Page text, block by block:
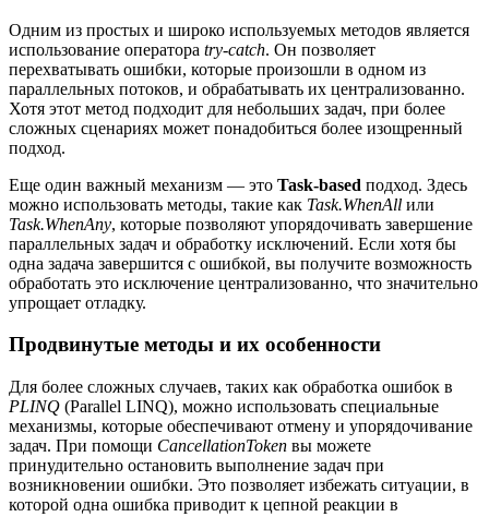
Одним из простых и широко используемых методов является
использование оператора try-catch. Он позволяет
перехватывать ошибки, которые произошли в одном из
параллельных потоков, и обрабатывать их централизованно.
Хотя этот метод подходит для небольших задач, при более
сложных сценариях может понадобиться более изощренный
подход.
Еще один важный механизм — это Task-based подход. Здесь
можно использовать методы, такие как Task.WhenAll или
Task.WhenAny, которые позволяют упорядочивать завершение
параллельных задач и обработку исключений. Если хотя бы
одна задача завершится с ошибкой, вы получите возможность
обработать это исключение централизованно, что значительно
упрощает отладку.
Продвинутые методы и их особенности
Для более сложных случаев, таких как обработка ошибок в
PLINQ (Parallel LINQ), можно использовать специальные
механизмы, которые обеспечивают отмену и упорядочивание
задач. При помощи CancellationToken вы можете
принудительно остановить выполнение задач при
возникновении ошибки. Это позволяет избежать ситуации, в
которой одна ошибка приводит к цепной реакции в